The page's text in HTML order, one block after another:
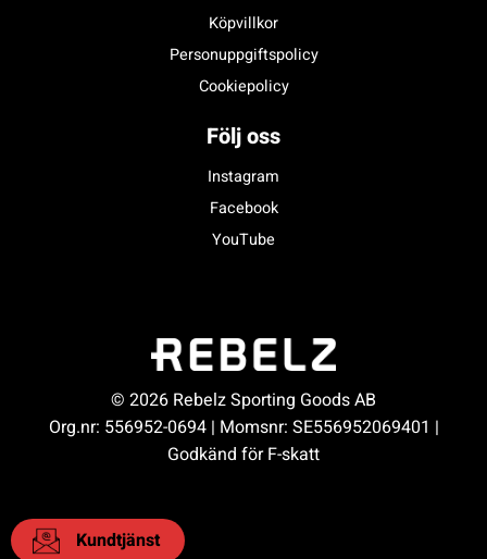
Köpvillkor
Personuppgiftspolicy
Cookiepolicy
Följ oss
Instagram
Facebook
YouTube
© 2026 Rebelz Sporting Goods AB
Org.nr: 556952-0694 | Momsnr: SE556952069401 |
Godkänd för F-skatt
Kundtjänst